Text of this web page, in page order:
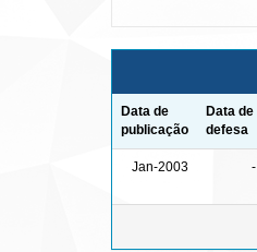
Data de
publicação
Data de
defesa
Jan-2003 -